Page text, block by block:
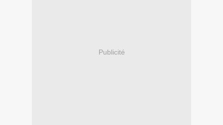
Publicité